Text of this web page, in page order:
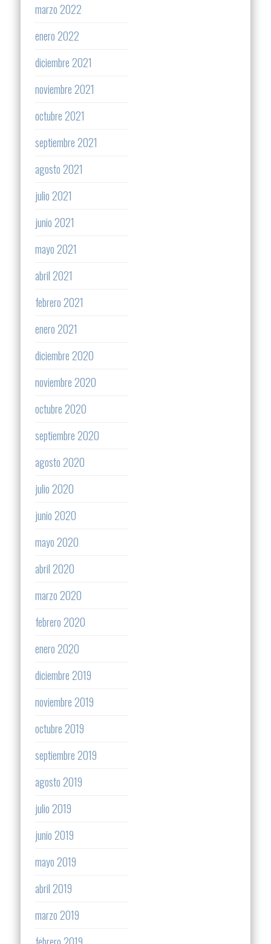
marzo 2022
enero 2022
diciembre 2021
noviembre 2021
octubre 2021
septiembre 2021
agosto 2021
julio 2021
junio 2021
mayo 2021
abril 2021
febrero 2021
enero 2021
diciembre 2020
noviembre 2020
octubre 2020
septiembre 2020
agosto 2020
julio 2020
junio 2020
mayo 2020
abril 2020
marzo 2020
febrero 2020
enero 2020
diciembre 2019
noviembre 2019
octubre 2019
septiembre 2019
agosto 2019
julio 2019
junio 2019
mayo 2019
abril 2019
marzo 2019